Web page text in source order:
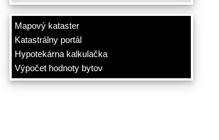
Mapový kataster
Katastrálny portál
Hypotekárna kalkulačka
Výpočet hodnoty bytov